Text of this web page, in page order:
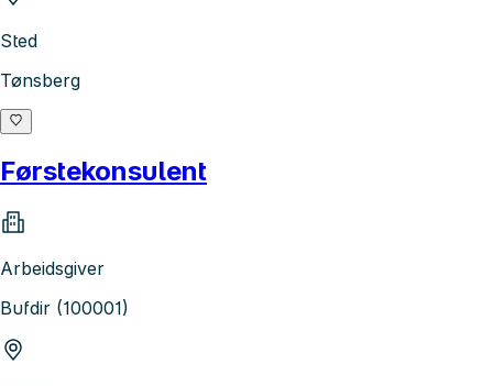
Sted
Tønsberg
Førstekonsulent
Arbeidsgiver
Bufdir (100001)